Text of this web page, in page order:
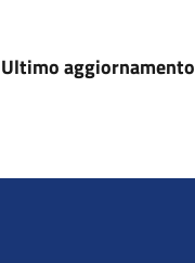
Ultimo aggiornamento